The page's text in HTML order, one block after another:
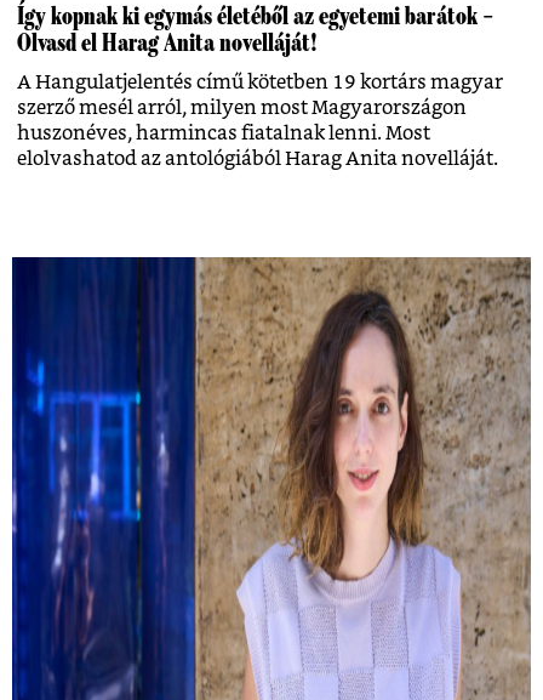
Így kopnak ki egymás életéből az egyetemi barátok –
Olvasd el Harag Anita novelláját!
A Hangulatjelentés című kötetben 19 kortárs magyar
szerző mesél arról, milyen most Magyarországon
huszonéves, harmincas fiatalnak lenni. Most
elolvashatod az antológiából Harag Anita novelláját.
Kemény Zsófi: Most már mindent
megbántam
Hogyan lehet tudatosan sodródni? És milyen kérdések